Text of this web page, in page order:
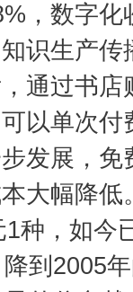
，数字
识生产
通过书
以单次
发展，
大幅降
种，如今
到2005